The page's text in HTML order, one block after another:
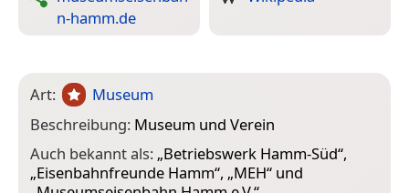
n-hamm.de
Art:
Museum
Beschreibung: Museum und Verein
Auch bekannt als: „Betriebswerk Hamm-Süd“,
„Eisenbahnfreunde Hamm“, „MEH“ und